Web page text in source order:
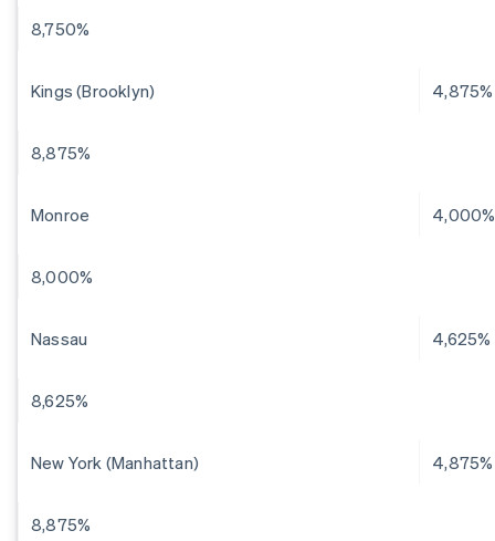
8,750%
Kings (Brooklyn) 4,875%
8,875%
Monroe 4,000%
8,000%
Nassau 4,625%
8,625%
New York (Manhattan) 4,875%
8,875%